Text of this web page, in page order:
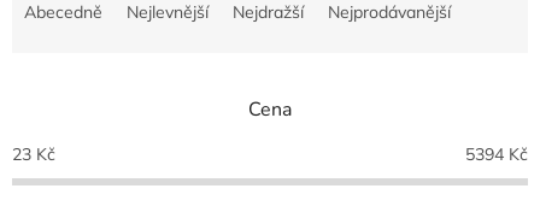
p
r
o
Abecedně Nejlevnější Nejdražší Nejprodávanější
Cena
23 Kč 5394 Kč